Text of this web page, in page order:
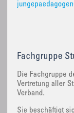
Fachgruppe
‌Die Fachgruppe
Vertretung aller
Verband.
Sie beschäftigt